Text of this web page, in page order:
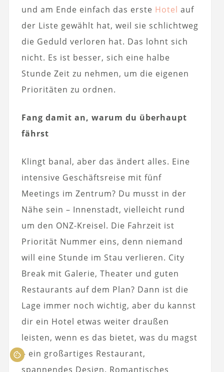
und am Ende einfach das erste Hotel auf
der Liste gewählt hat, weil sie schlichtweg
die Geduld verloren hat. Das lohnt sich
nicht. Es ist besser, sich eine halbe
Stunde Zeit zu nehmen, um die eigenen
Prioritäten zu ordnen.
Fang damit an, warum du überhaupt
fährst
Klingt banal, aber das ändert alles. Eine
intensive Geschäftsreise mit fünf
Meetings im Zentrum? Du musst in der
Nähe sein – Innenstadt, vielleicht rund
um den ONZ-Kreisel. Die Fahrzeit ist
Priorität Nummer eins, denn niemand
will eine Stunde im Stau verlieren. City
Break mit Galerie, Theater und guten
Restaurants auf dem Plan? Dann ist die
Lage immer noch wichtig, aber du kannst
dir ein Hotel etwas weiter draußen
leisten, wenn es das bietet, was du magst
– ein großartiges Restaurant,
spannendes Design. Romantisches